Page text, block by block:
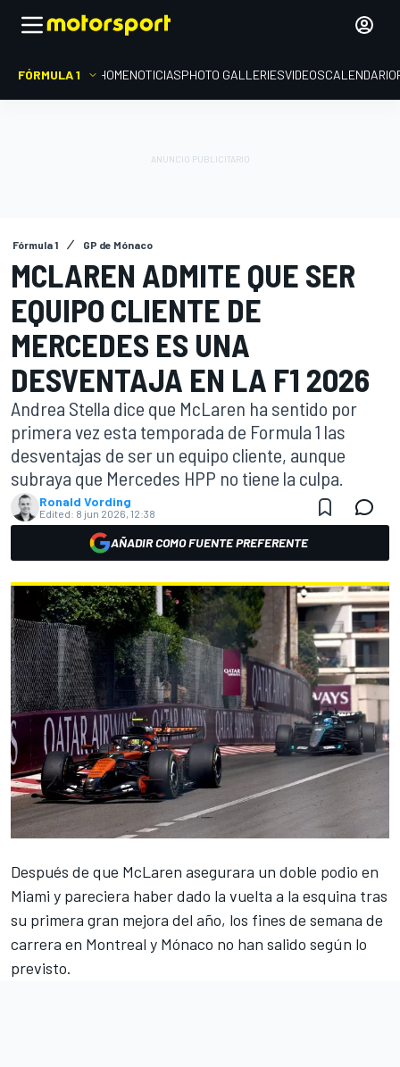
FÓRMULA 1 HOMENOTICIASPHOTO GALLERIESVIDEOSCALENDARIO
Fórmula 1 GP de Mónaco
MCLAREN ADMITE QUE SER
EQUIPO CLIENTE DE
MERCEDES ES UNA
DESVENTAJA EN LA F1 2026
Andrea Stella dice que McLaren ha sentido por
primera vez esta temporada de Formula 1 las
desventajas de ser un equipo cliente, aunque
subraya que Mercedes HPP no tiene la culpa.
Ronald Vording
Edited: 8 jun 2026, 12:38
AÑADIR COMO FUENTE PREFERENTE
Después de que McLaren asegurara un doble podio en
Miami y pareciera haber dado la vuelta a la esquina tras
su primera gran mejora del año, los fines de semana de
carrera en Montreal y Mónaco no han salido según lo
previsto.